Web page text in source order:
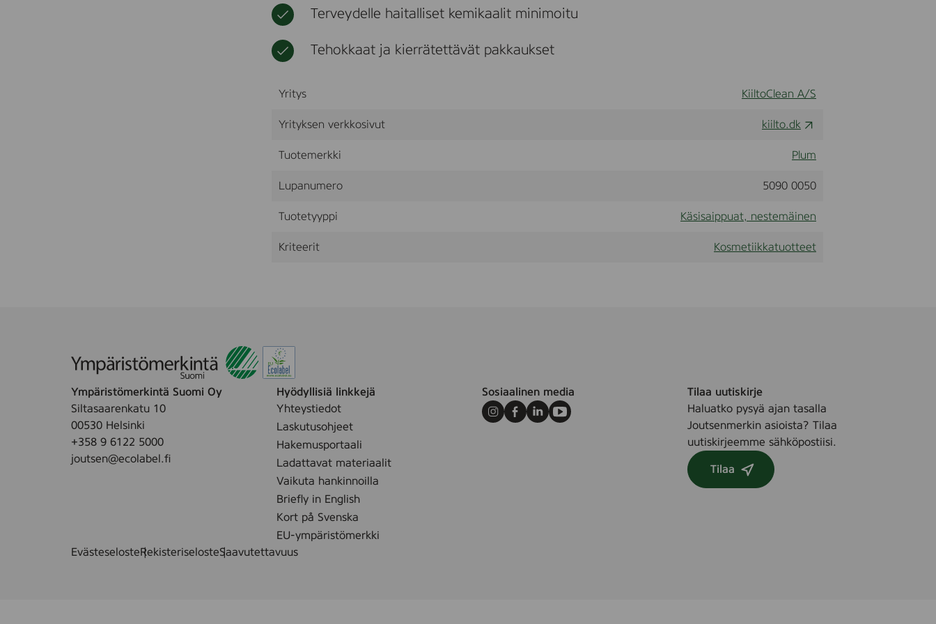
Terveydelle haitalliset kemikaalit minimoitu
Tehokkaat ja kierrätettävät pakkaukset
Yritys KiiltoClean A/S
Yrityksen verkkosivut kiilto.dk
Tuotemerkki Plum
Lupanumero 5090 0050
Tuotetyyppi Käsisaippuat, nestemäinen
Kriteerit Kosmetiikkatuotteet
Ympäristömerkintä Suomi Oy
Siltasaarenkatu 10
00530 Helsinki
+358 9 6122 5000
joutsen@ecolabel.fi
Hyödyllisiä linkkejä
Yhteystiedot
Laskutusohjeet
Hakemusportaali
Ladattavat materiaalit
Vaikuta hankinnoilla
Briefly in English
Kort på Svenska
EU-ympäristömerkki
Sosiaalinen media
Instagram
Facebook
LinkedInYoutube
Tilaa uutiskirje
Haluatko pysyä ajan tasalla
Joutsenmerkin asioista? Tilaa
uutiskirjeemme sähköpostiisi.
Tilaa
EvästeselosteRekisteriselosteSaavutettavuus